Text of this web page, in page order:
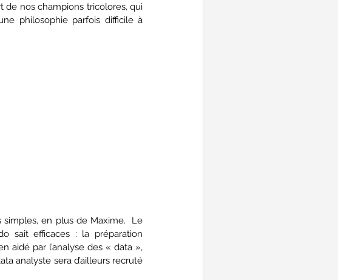
de nos champions tricolores, qui
philosophie parfois difficile à
en plus de Maxime.  Le
sait efficaces : la préparation
aidé par l’analyse des « data »,
analyste sera d’ailleurs recruté